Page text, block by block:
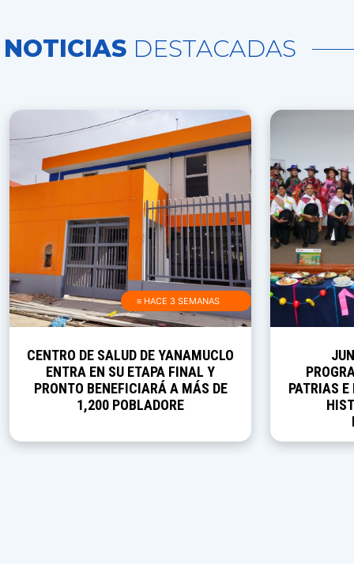
NOTICIAS DESTACADAS
≡ HACE 3 SEMANAS
CENTRO DE SALUD DE YANAMUCLO
ENTRA EN SU ETAPA FINAL Y
PRONTO BENEFICIARÁ A MÁS DE
1,200 POBLADORE
PATRIAS